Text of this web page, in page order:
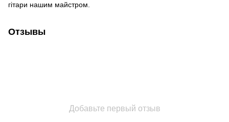
гітари нашим майстром.
Отзывы
Добавьте первый отзыв